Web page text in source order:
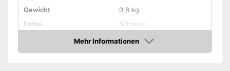
Gewicht
0,6 kg
Farbe
Schwarz
Mehr Informationen
Amazon